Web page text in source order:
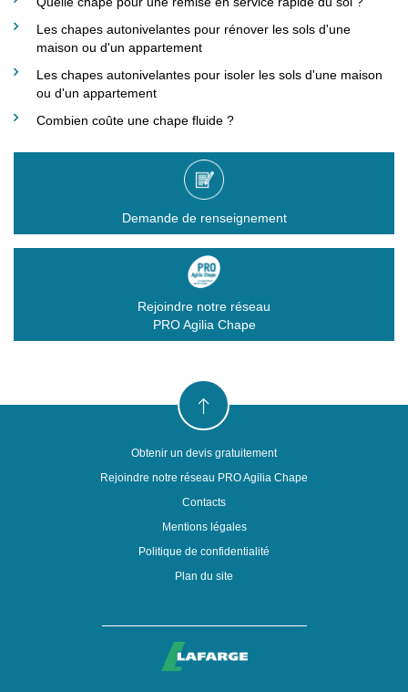
Les chapes autonivelantes pour rénover les sols d'une
maison ou d'un appartement
Les chapes autonivelantes pour isoler les sols d'une maison
ou d'un appartement
Combien coûte une chape fluide ?
Demande de renseignement
Rejoindre notre réseau
PRO Agilia Chape
Obtenir un devis gratuitement
Rejoindre notre réseau PRO Agilia Chape
Contacts
Mentions légales
Politique de confidentialité
Plan du site